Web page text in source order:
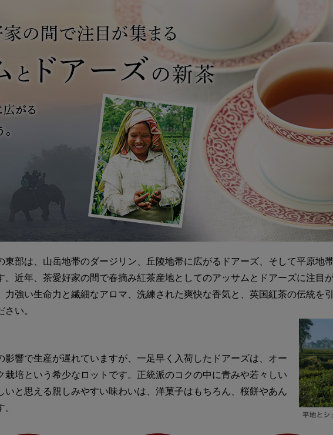
東部は、山岳地帯のダージリン、丘陵地帯に広がるドアーズ、そして平原地
近年、茶愛好家の間で春摘み紅茶産地としてのアッサムとドアーズに注目
力強い生命力と繊細なアロマ、洗練された爽快な香気と、英国紅茶の伝統を
い。
響で生産が遅れていますが、一足早く入荷したドアーズは、オー
栽培という希少なロットです。正統派のコクの中に青みや若々しい
と思える親しみやすい味わいは、洋菓子はもちろん、桜餅やあん